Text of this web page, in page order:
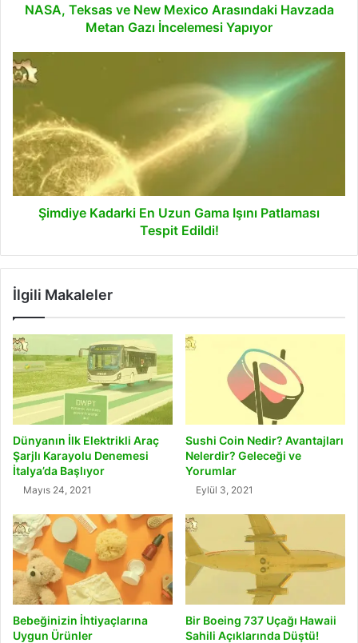
İncelemesi
NASA, Teksas ve New Mexico Arasındaki Havzada
Metan Gazı İncelemesi Yapıyor
Şimdiye
Kadarki
Uzun
Gama
Işını
Patlaması
Tespit
Edildi!
Şimdiye Kadarki En Uzun Gama Işını Patlaması
Tespit Edildi!
İlgili Makaleler
Dünyanın İlk Elektrikli Araç
Şarjlı Karayolu Denemesi
İtalya’da Başlıyor
Mayıs 24, 2021
Sushi Coin Nedir? Avantajları
Nelerdir? Geleceği ve
Yorumlar
Eylül 3, 2021
Bebeğinizin İhtiyaçlarına
Uygun Ürünler
Bir Boeing 737 Uçağı Hawaii
Sahili Açıklarında Düştü!